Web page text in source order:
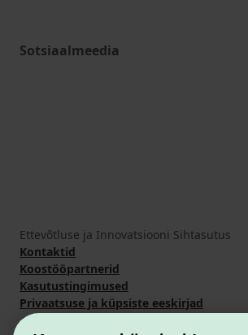
Sotsiaalmeedia
Ettevõtluse ja Innovatsiooni Sihtasutus
Kontaktid
Koostööpartnerid
Kasutustingimused
Privaatsuse ja küpsiste eeskirjad